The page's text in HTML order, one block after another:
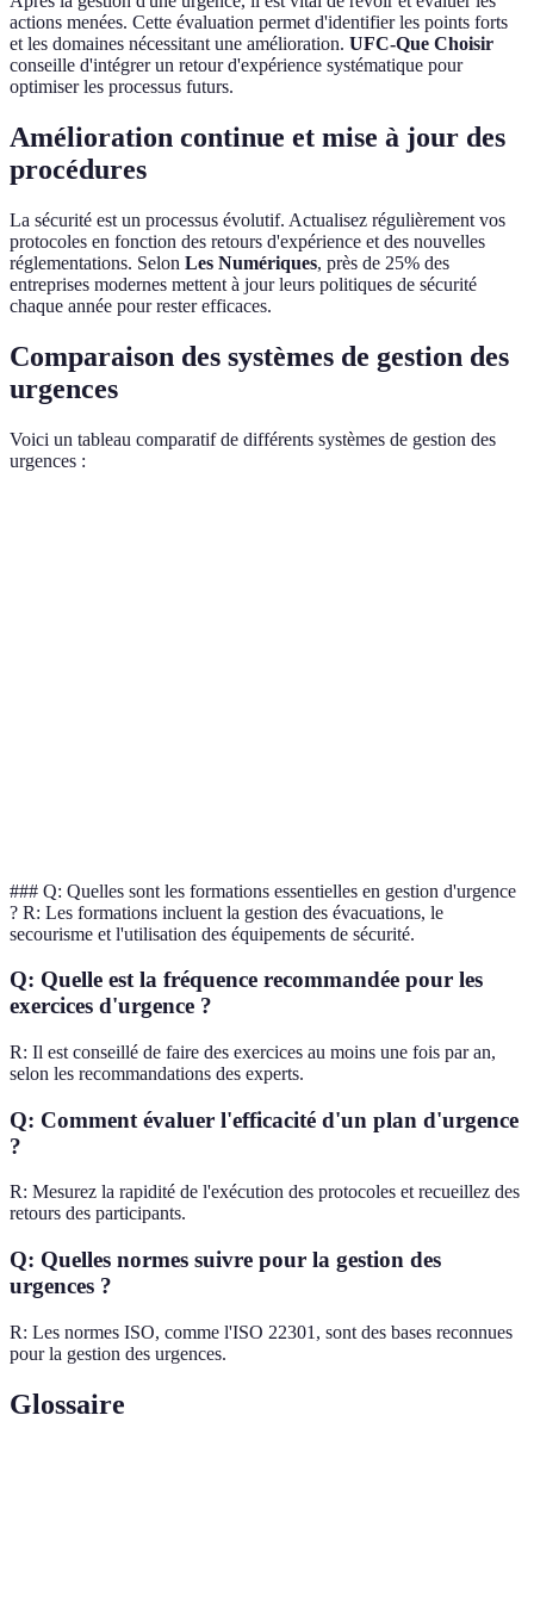
actions menées. Cette évaluation permet d'identifier les points forts
et les domaines nécessitant une amélioration. UFC-Que Choisir
conseille d'intégrer un retour d'expérience systématique pour
optimiser les processus futurs.
Amélioration continue et mise à jour des
procédures
La sécurité est un processus évolutif. Actualisez régulièrement vos
protocoles en fonction des retours d'expérience et des nouvelles
réglementations. Selon Les Numériques, près de 25% des
entreprises modernes mettent à jour leurs politiques de sécurité
chaque année pour rester efficaces.
Comparaison des systèmes de gestion des
urgences
Voici un tableau comparatif de différents systèmes de gestion des
urgences :
### Q: Quelles sont les formations essentielles en gestion d'urgence
? R: Les formations incluent la gestion des évacuations, le
secourisme et l'utilisation des équipements de sécurité.
Q: Quelle est la fréquence recommandée pour les
exercices d'urgence ?
R: Il est conseillé de faire des exercices au moins une fois par an,
selon les recommandations des experts.
Q: Comment évaluer l'efficacité d'un plan d'urgence
?
R: Mesurez la rapidité de l'exécution des protocoles et recueillez des
retours des participants.
Q: Quelles normes suivre pour la gestion des
urgences ?
R: Les normes ISO, comme l'ISO 22301, sont des bases reconnues
pour la gestion des urgences.
Glossaire